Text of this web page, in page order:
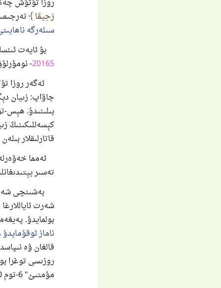
روزا تۇتۇش
رَحِيمًا
سىلەرگە
بۇ ئايەت
20165
-
ئەگەر روزا
جاۋاپ: زىيان
بىلىنىدۇ. ھېس-
كېسەللىكىنىڭ
قاتارلىقلار
ئەمما
تەسىر
بەشىنچى
شەرت
بولمايدۇ.
ناماز
قالغان ۋە
روزىسى توغرا
مۇمتىئ" 6-توم 330-بەت].